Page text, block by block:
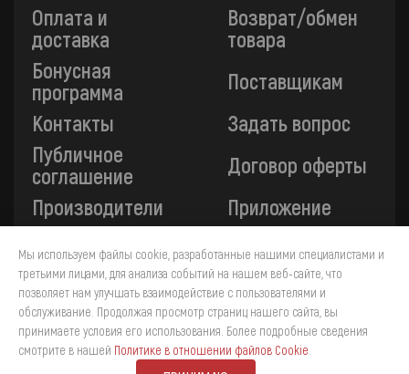
Оплата и
доставка
Возврат/обмен
товара
Бонусная
программа
Поставщикам
Контакты
Задать вопрос
Публичное
соглашение
Договор оферты
Производители
Приложение
Все платежи на сайте защищены технологией 3-D
Secure. Прием платежей осуществляется через ПАО
«Сбербанк».
Мы используем файлы cookie, разработанные нашими специалистами и
третьими лицами, для анализа событий на нашем веб-сайте, что
позволяет нам улучшать взаимодействие с пользователями и
обслуживание. Продолжая просмотр страниц нашего сайта, вы
принимаете условия его использования. Более подробные сведения
смотрите в нашей Политике в отношении файлов Cookie